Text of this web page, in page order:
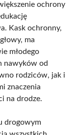
ochrony
Kask ochronny,
ma
młodego
nawyków od
rodziców, jak i
znaczenia
na drodze.
drogowym